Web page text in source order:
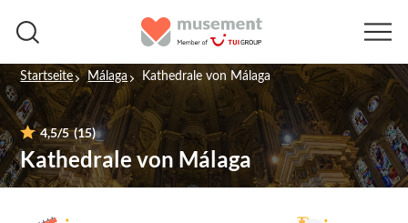
Startseite Málaga Kathedrale von Málaga
4,5/5 (15)
Kathedrale von Málaga